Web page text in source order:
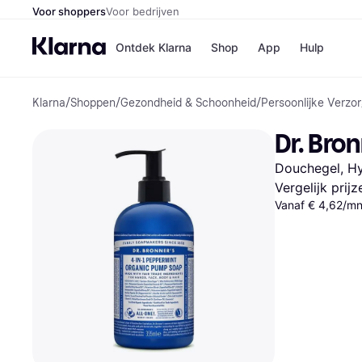
Voor shoppersVoor bedrijven
Ontdek Klarna Shop
Winkels
Bol
H&M
App Hulp
Klarna/Shoppen/Gezondheid & Schoonheid/Persoonlijke
Dr.
Douchegel,
Vergelijk
Vanaf € 4,62/